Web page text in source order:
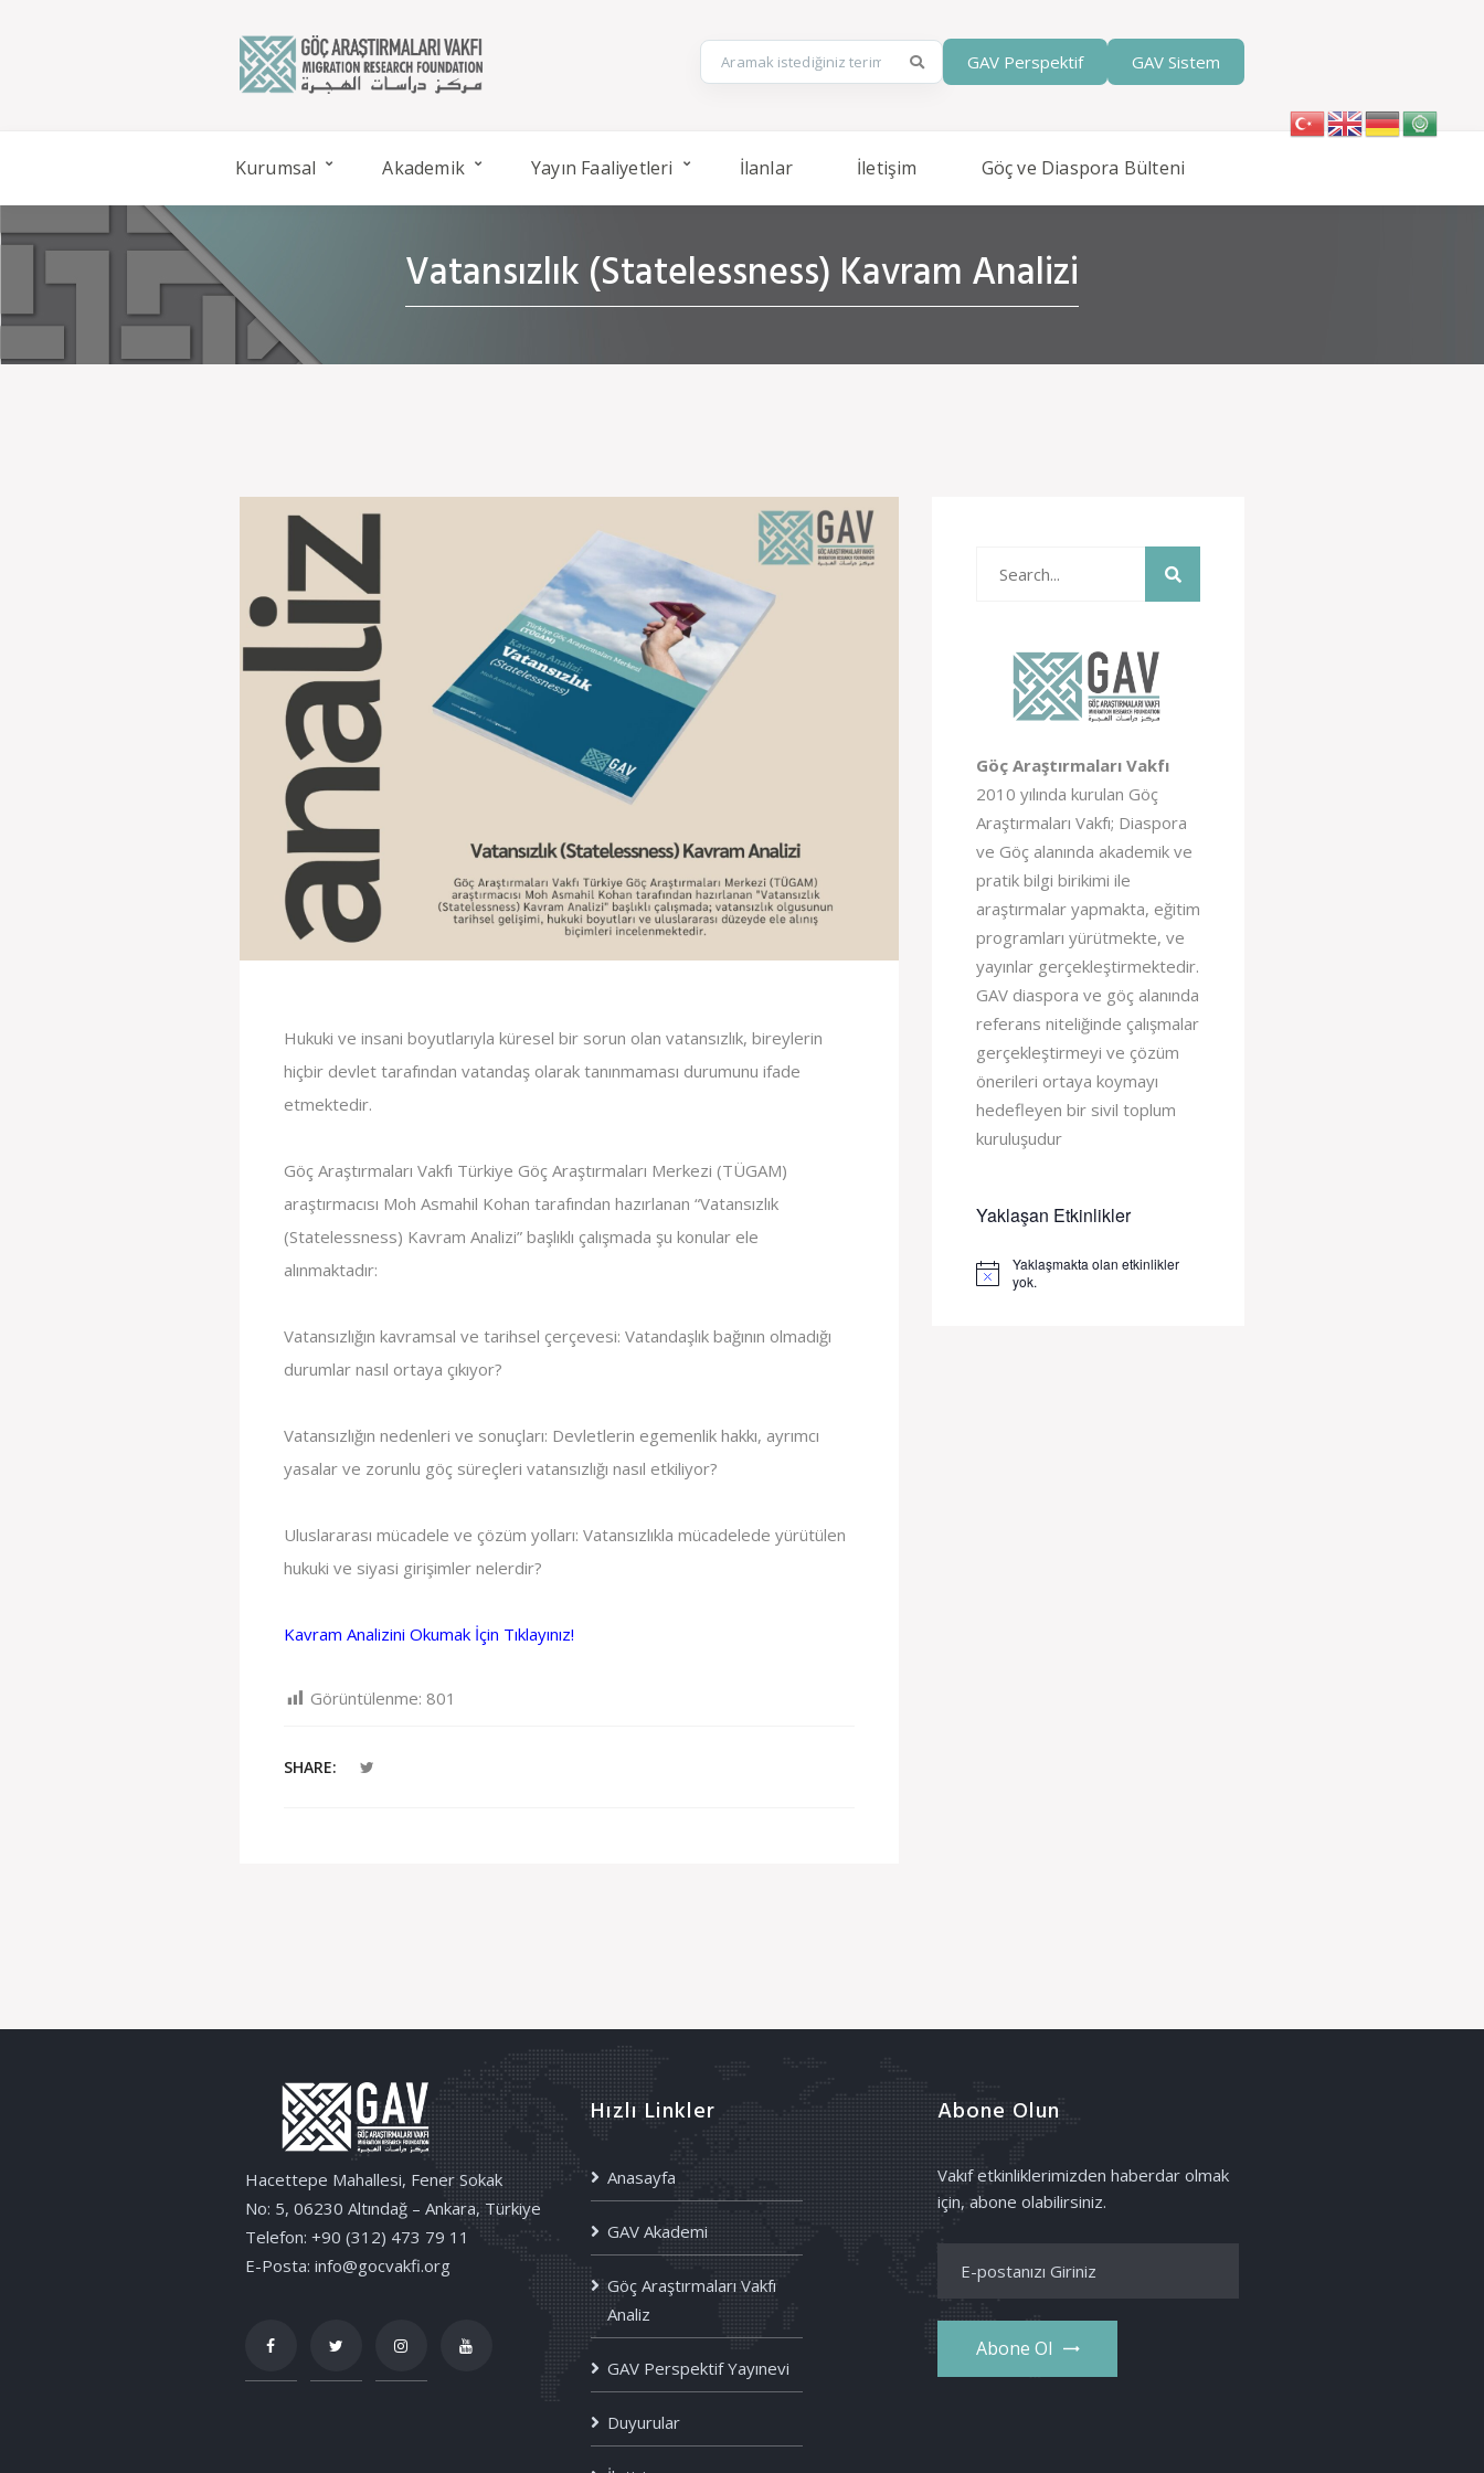
GAV Perspektif GAV Sistem
Kurumsal Akademik Yayın Faaliyetleri İlanlar İletişim Göç ve Diaspora Bülteni
Vatansızlık (Statelessness) Kavram Analizi
Hukuki ve insani boyutlarıyla küresel bir sorun olan vatansızlık, bireylerin
hiçbir devlet tarafından vatandaş olarak tanınmaması durumunu ifade
etmektedir.
Göç Araştırmaları Vakfı Türkiye Göç Araştırmaları Merkezi (TÜGAM)
araştırmacısı Moh Asmahil Kohan tarafından hazırlanan “Vatansızlık
(Statelessness) Kavram Analizi” başlıklı çalışmada şu konular ele
alınmaktadır:
Vatansızlığın kavramsal ve tarihsel çerçevesi: Vatandaşlık bağının olmadığı
durumlar nasıl ortaya çıkıyor?
Vatansızlığın nedenleri ve sonuçları: Devletlerin egemenlik hakkı, ayrımcı
yasalar ve zorunlu göç süreçleri vatansızlığı nasıl etkiliyor?
Uluslararası mücadele ve çözüm yolları: Vatansızlıkla mücadelede yürütülen
hukuki ve siyasi girişimler nelerdir?
Kavram Analizini Okumak İçin Tıklayınız!
Görüntülenme: 801
SHARE:
Göç Araştırmaları Vakfı
2010 yılında kurulan Göç
Araştırmaları Vakfı; Diaspora
ve Göç alanında akademik ve
pratik bilgi birikimi ile
araştırmalar yapmakta, eğitim
programları yürütmekte, ve
yayınlar gerçekleştirmektedir.
GAV diaspora ve göç alanında
referans niteliğinde çalışmalar
gerçekleştirmeyi ve çözüm
önerileri ortaya koymayı
hedefleyen bir sivil toplum
kuruluşudur
Yaklaşan Etkinlikler
Notice
Yaklaşmakta olan etkinlikler
yok.
Hacettepe Mahallesi, Fener Sokak
No: 5, 06230 Altındağ – Ankara, Türkiye
Telefon: +90 (312) 473 79 11
E-Posta: info@gocvakfi.org
Hızlı Linkler
Anasayfa
GAV Akademi
Göç Araştırmaları Vakfı
Analiz
GAV Perspektif Yayınevi
Duyurular
Abone Olun
Vakıf etkinliklerimizden haberdar olmak
için, abone olabilirsiniz.
Abone Ol